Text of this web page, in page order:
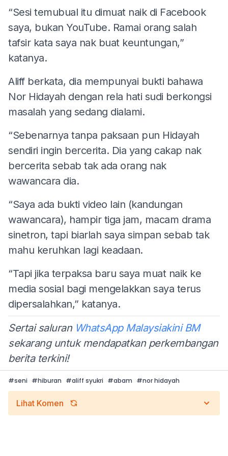
“Sesi temubual itu dimuat naik di Facebook
saya, bukan YouTube. Ramai orang salah
tafsir kata saya nak buat keuntungan,”
katanya.
Aliff berkata, dia mempunyai bukti bahawa
Nor Hidayah dengan rela hati sudi berkongsi
masalah yang sedang dialami.
“Sebenarnya tanpa paksaan pun Hidayah
sendiri ingin bercerita. Dia yang cakap nak
bercerita sebab tak ada orang nak
wawancara dia.
“Saya ada bukti video lain (kandungan
wawancara), hampir tiga jam, macam drama
sinetron, tapi biarlah saya simpan sebab tak
mahu keruhkan lagi keadaan.
“Tapi jika terpaksa baru saya muat naik ke
media sosial bagi mengelakkan saya terus
dipersalahkan,” katanya.
Sertai saluran WhatsApp Malaysiakini BM
sekarang untuk mendapatkan perkembangan
berita terkini!
#seni #hiburan #aliff syukri #abam #nor hidayah
Lihat Komen